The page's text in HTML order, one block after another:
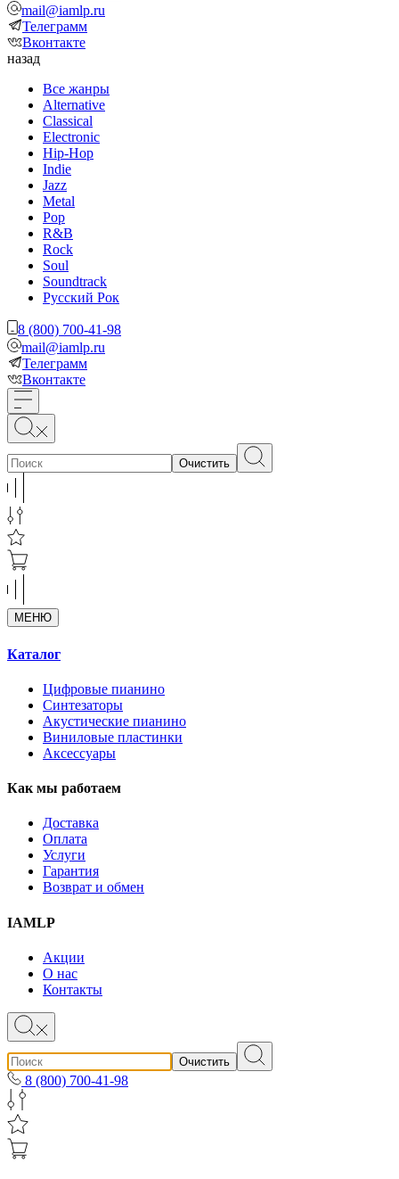
mail@iamlp.ru
Телеграмм
Вконтакте
назад
Все жанры
Alternative
Classical
Electronic
Hip-Hop
Indie
Jazz
Metal
Pop
R&B
Rock
Soul
Soundtrack
Русский Рок
8 (800) 700-41-98
mail@iamlp.ru
Телеграмм
Вконтакте
Очистить
МЕНЮ
Каталог
Цифровые пианино
Синтезаторы
Акустические пианино
Виниловые пластинки
Аксессуары
Как мы работаем
Доставка
Оплата
Услуги
Гарантия
Возврат и обмен
IAMLP
Акции
О нас
Контакты
Очистить
8 (800) 700-41-98